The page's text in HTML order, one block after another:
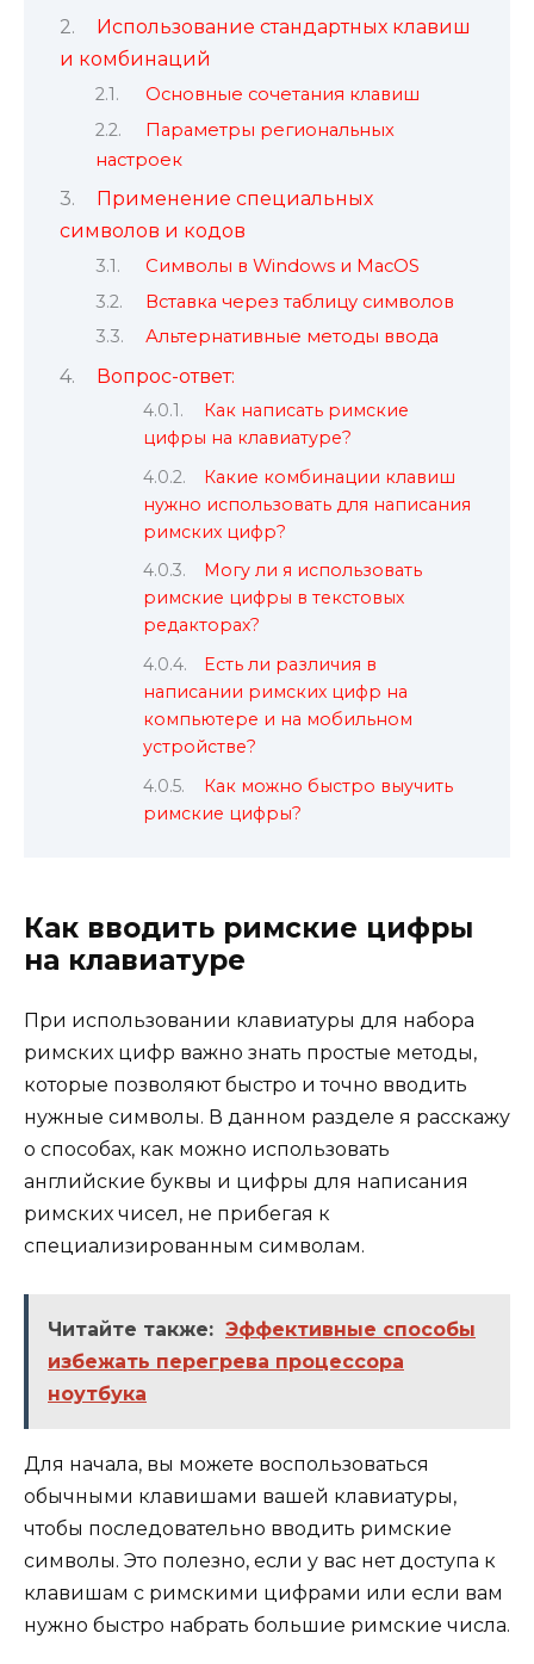
Использование стандартных клавиш
и комбинаций
Основные сочетания клавиш
Параметры региональных
настроек
Применение специальных
символов и кодов
Символы в Windows и MacOS
Вставка через таблицу символов
Альтернативные методы ввода
Вопрос-ответ:
Как написать римские
цифры на клавиатуре?
Какие комбинации клавиш
нужно использовать для написания
римских цифр?
Могу ли я использовать
римские цифры в текстовых
редакторах?
Есть ли различия в
написании римских цифр на
компьютере и на мобильном
устройстве?
Как можно быстро выучить
римские цифры?
Как вводить римские цифры
на клавиатуре
При использовании клавиатуры для набора
римских цифр важно знать простые методы,
которые позволяют быстро и точно вводить
нужные символы. В данном разделе я расскажу
о способах, как можно использовать
английские буквы и цифры для написания
римских чисел, не прибегая к
специализированным символам.
Читайте также: Эффективные способы
избежать перегрева процессора
ноутбука
Для начала, вы можете воспользоваться
обычными клавишами вашей клавиатуры,
чтобы последовательно вводить римские
символы. Это полезно, если у вас нет доступа к
клавишам с римскими цифрами или если вам
нужно быстро набрать большие римские числа.